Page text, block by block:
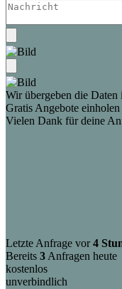
Wir übergeben die
Gratis Angebote einholen
Vielen Dank für deine
Letzte Anfrage vor4
Bereits 3 Anfragen heute
kostenlos
unverbindlich